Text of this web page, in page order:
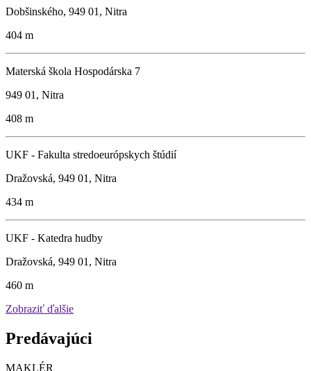
Dobšinského, 949 01, Nitra
404 m
Materská škola Hospodárska 7
949 01, Nitra
408 m
UKF - Fakulta stredoeurópskych štúdií
Dražovská, 949 01, Nitra
434 m
UKF - Katedra hudby
Dražovská, 949 01, Nitra
460 m
Zobraziť ďalšie
Predávajúci
MAKLÉR